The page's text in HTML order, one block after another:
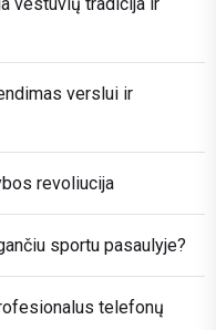
verslui ir
revoliucija
sportu pasaulyje?
telefonų